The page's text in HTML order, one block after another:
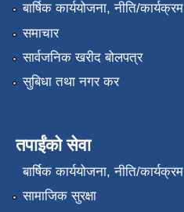
बार्षिक कार्ययोजना, नीति/कार्यक्रम
समाचार
सार्वजनिक खरीद बोलपत्र
सुबिधा तथा नगर कर
तपाईंको सेवा
बार्षिक कार्ययोजना, नीति/कार्यक्रम
सामाजिक सुरक्षा